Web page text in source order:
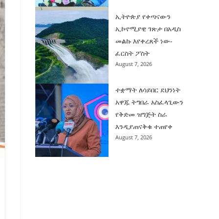
ኢትዮጵያ የቀጣናውን
ኢኮኖሚያዊ ገጽታ በአዲስ
መልኩ እየቀረጸች ነው-
ፈርስት ፖስት
August 7, 2026
ተቋማት ለሳይበር ደህንነት
አዋጁ ትግበራ አስፈላጊውን
የቅድመ ዝግጅት ስራ
እንዲያጠናቅቁ ተጠየቀ
August 7, 2026